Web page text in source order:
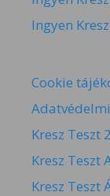
Ingyen
Cookie
Kresz Teszt
Kresz Teszt
Kresz Teszt